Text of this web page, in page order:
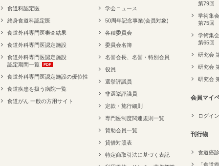
食道科認定医
終身食道科認定医
食道外科専門医審査結果
食道外科専門医認定施設
食道外科専門医認定施設
認定期間一覧
食道外科専門医認定施設の優位性
食道疾患を扱う病院一覧
食道がん 一般の方用サイト
学会ニュース
50周年記念事業(会員対象)
各種委員会
委員会名簿
名誉会長、名誉・特別会員
役員
選挙評議員
非選挙評議員
定款・施行細則
専門医制度関連規則一覧
賛助会員一覧
貸借対照表
特定商取引法に基づく表記
第79回
学術集
第75回
学術集
第65回
研究会
研究会
研究会
会員マイ
ログイン
刊行物
食道癌
「食道